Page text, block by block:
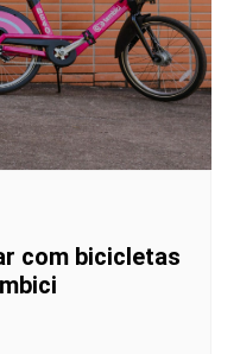
com bicicletas